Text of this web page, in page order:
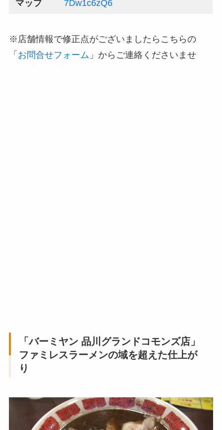
マップ 7Dw1c6zQ6
※店舗情報で修正点がございましたらこちらの
「 お問合せフォーム 」からご連絡くださいませ
「バーミヤン 品川グランドコモンズ店」
ファミレスラーメンの域を超えた仕上が
り